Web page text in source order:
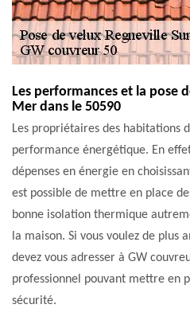
Les performances et la pose
Mer dans le 50590
Les propriétaires des habitations
performance énergétique. En
dépenses en énergie en
est possible de mettre en place
bonne isolation thermique
la maison. Si vous voulez de plus
devez vous adresser à GW
professionnel pouvant mettre en
sécurité.